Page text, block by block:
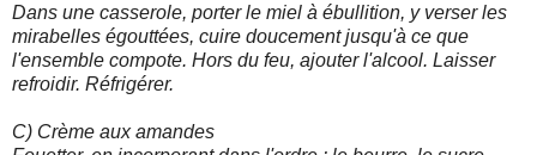
Dans une casserole, porter le miel à ébullition, y verser les
mirabelles égouttées, cuire doucement jusqu'à ce que
l'ensemble compote. Hors du feu, ajouter l'alcool. Laisser
refroidir. Réfrigérer.
C) Crème aux amandes